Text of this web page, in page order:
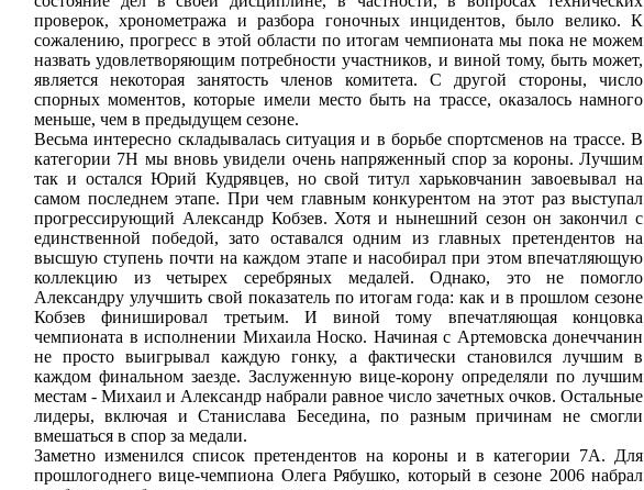
проверок, хронометража и разбора гоночных инцидентов, было велико. К
сожалению, прогресс в этой области по итогам чемпионата мы пока не можем
назвать удовлетворяющим потребности участников, и виной тому, быть может,
является некоторая занятость членов комитета. С другой стороны, число
спорных моментов, которые имели место быть на трассе, оказалось намного
меньше, чем в предыдущем сезоне.
Весьма интересно складывалась ситуация и в борьбе спортсменов на трассе. В
категории 7Н мы вновь увидели очень напряженный спор за короны. Лучшим
так и остался Юрий Кудрявцев, но свой титул харьковчанин завоевывал на
самом последнем этапе. При чем главным конкурентом на этот раз выступал
прогрессирующий Александр Кобзев. Хотя и нынешний сезон он закончил с
единственной победой, зато оставался одним из главных претендентов на
высшую ступень почти на каждом этапе и насобирал при этом впечатляющую
коллекцию из четырех серебряных медалей. Однако, это не помогло
Александру улучшить свой показатель по итогам года: как и в прошлом сезоне
Кобзев финишировал третьим. И виной тому впечатляющая концовка
чемпионата в исполнении Михаила Носко. Начиная с Артемовска донеччанин
не просто выигрывал каждую гонку, а фактически становился лучшим в
каждом финальном заезде. Заслуженную вице-корону определяли по лучшим
местам - Михаил и Александр набрали равное число зачетных очков. Остальные
лидеры, включая и Станислава Беседина, по разным причинам не смогли
вмешаться в спор за медали.
Заметно изменился список претендентов на короны и в категории 7А. Для
прошлогоднего вице-чемпиона Олега Рябушко, который в сезоне 2006 набрал